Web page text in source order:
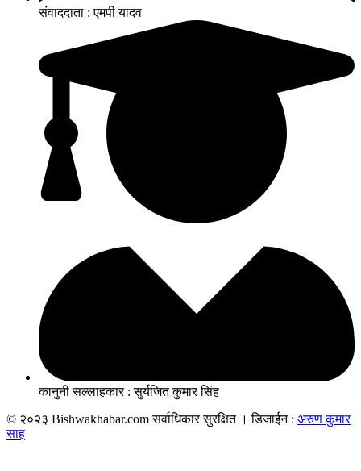
संवाददाता : एमपी यादव
कानुनी सल्लाहकार : सुर्यजित कुमार सिंह
© २०२३ Bishwakhabar.com सर्वाधिकार सुरक्षित । डिजाईन : अरुण कुमार
साह